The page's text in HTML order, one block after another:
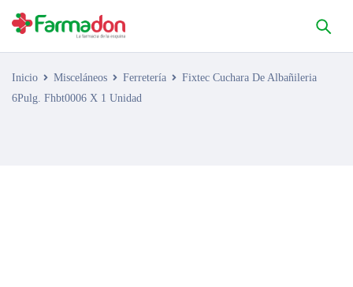
Inicio Misceláneos Ferretería
Fixtec Cuchara De Albañileria
6Pulg. Fhbt0006 X 1 Unidad